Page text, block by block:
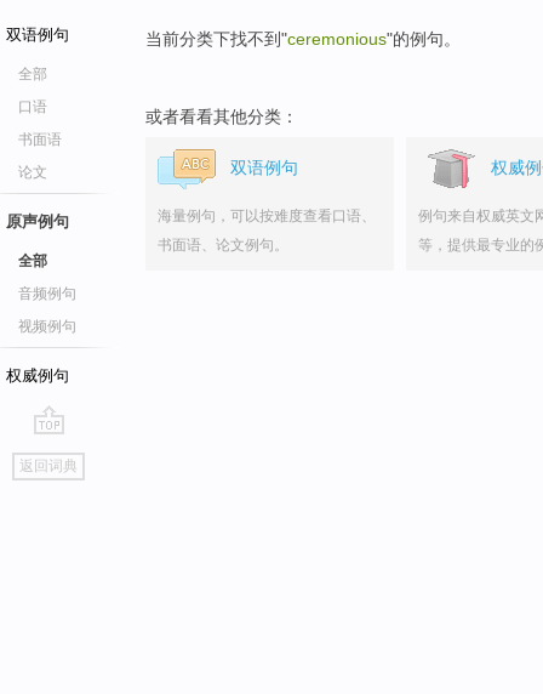
双语例句
全部
口语
书面语
论文
原声例句
全部
音频例句
视频例句
权威例句
go
top
返回词典
当前分类下找不到"ceremonious"的例句。
或者看看其他分类：
双语例句
海量例句，可以按难度查看口语、
书面语、论文例句。
权威
例句来自权威英文
等，提供最专业的